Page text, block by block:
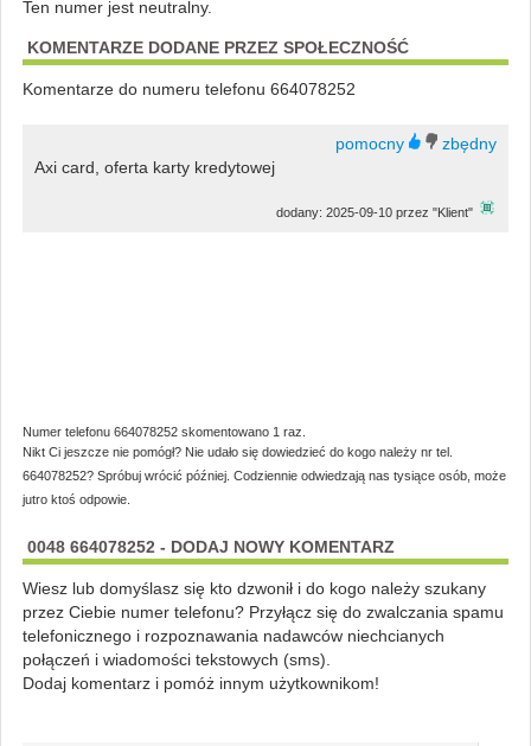
Ten numer jest neutralny.
KOMENTARZE DODANE PRZEZ SPOŁECZNOŚĆ
Komentarze do numeru telefonu 664078252
Axi card, oferta karty kredytowej
dodany: 2025-09-10 przez "Klient"
Numer telefonu 664078252 skomentowano 1 raz.
Nikt Ci jeszcze nie pomógł? Nie udało się dowiedzieć do kogo należy nr tel.
664078252? Spróbuj wrócić później. Codziennie odwiedzają nas tysiące osób, może
jutro ktoś odpowie.
0048 664078252 - DODAJ NOWY KOMENTARZ
Wiesz lub domyślasz się kto dzwonił i do kogo należy szukany
przez Ciebie numer telefonu? Przyłącz się do zwalczania spamu
telefonicznego i rozpoznawania nadawców niechcianych
połączeń i wiadomości tekstowych (sms).
Dodaj komentarz i pomóż innym użytkownikom!